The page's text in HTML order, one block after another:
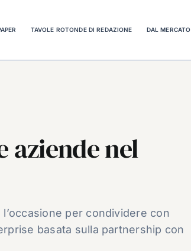
TAVOLE ROTONDE DI REDAZIONE DAL MERCATO
aziende nel
per condividere con
basata sulla partnership con